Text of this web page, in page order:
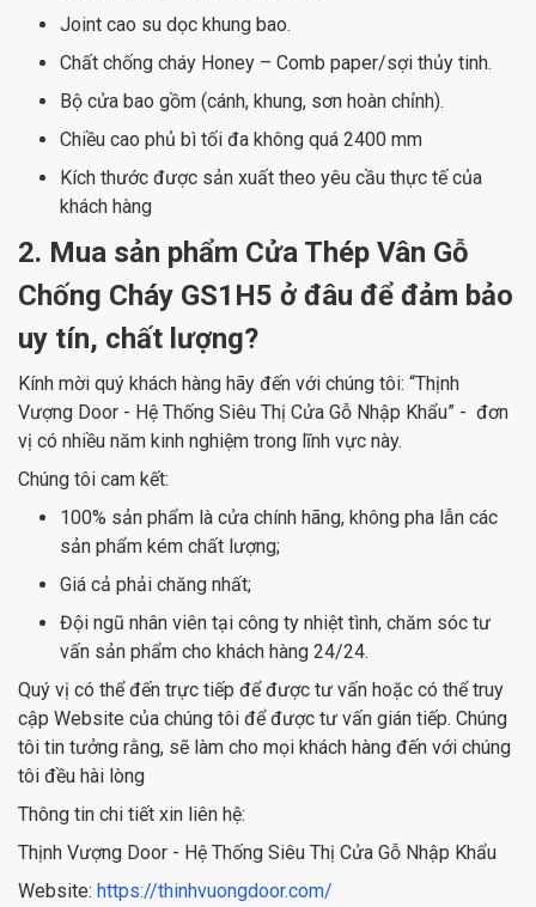
Joint cao su dọc khung bao.
Chất chống cháy Honey – Comb paper/sợi thủy tinh.
Bộ cửa bao gồm (cánh, khung, sơn hoàn chỉnh).
Chiều cao phủ bì tối đa không quá 2400 mm
Kích thước được sản xuất theo yêu cầu thực tế của
khách hàng
2. Mua sản phẩm Cửa Thép Vân Gỗ
Chống Cháy GS1H5 ở đâu để đảm bảo
uy tín, chất lượng?
Kính mời quý khách hàng hãy đến với chúng tôi: “Thịnh
Vượng Door - Hệ Thống Siêu Thị Cửa Gỗ Nhập Khẩu” - đơn
vị có nhiều năm kinh nghiệm trong lĩnh vực này.
Chúng tôi cam kết:
100% sản phẩm là cửa chính hãng, không pha lẫn các
sản phẩm kém chất lượng;
Giá cả phải chăng nhất;
Đội ngũ nhân viên tại công ty nhiệt tình, chăm sóc tư
vấn sản phẩm cho khách hàng 24/24.
Quý vị có thể đến trực tiếp để được tư vấn hoặc có thể truy
cập Website của chúng tôi để được tư vấn gián tiếp. Chúng
tôi tin tưởng rằng, sẽ làm cho mọi khách hàng đến với chúng
tôi đều hài lòng
Thông tin chi tiết xin liên hệ:
Thịnh Vượng Door - Hệ Thống Siêu Thị Cửa Gỗ Nhập Khẩu
Website: https://thinhvuongdoor.com/